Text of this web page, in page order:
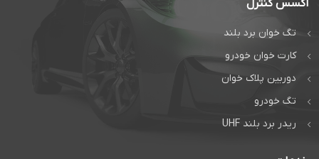
اکسس کنترل
تگ خوان برد بلند
کارت خوان خودرو
دوربین پلاک خوان
تگ خودرو
ریدر برد بلند UHF